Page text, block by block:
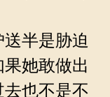
半是胁迫
她敢做出
也不是不